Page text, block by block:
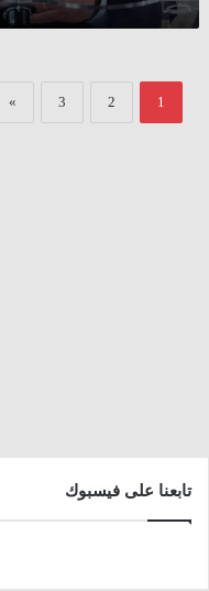
1
2
3
»
تابعنا على فيسبوك